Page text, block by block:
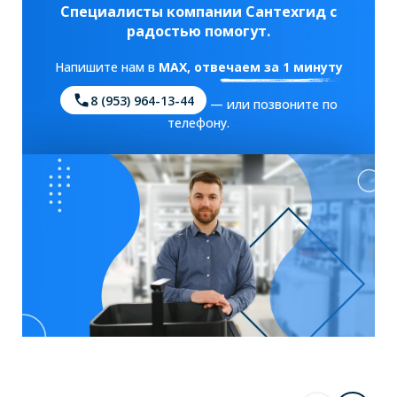
Специалисты компании Сантехгид с
радостью помогут.
Напишите нам в MAX, отвечаем за 1 минуту
8 (953) 964-13-44
— или позвоните по
телефону.